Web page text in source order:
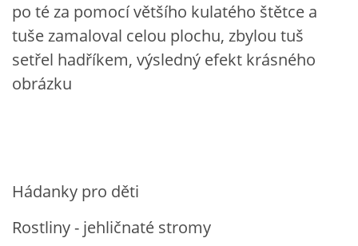
VZDĚLÁVACÍ BLOK ÚNOR
VZDĚLÁVACÍ BLOK BŘEZEN
po té za pomocí většího kulatého štětce a
tuše zamaloval celou plochu, zbylou tuš
setřel hadříkem, výsledný efekt krásného
obrázku
Hádanky pro děti
Rostliny - jehličnaté stromy